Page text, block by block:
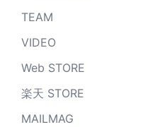
TEAM
VIDEO
Web STORE
楽天 STORE
MAILMAG